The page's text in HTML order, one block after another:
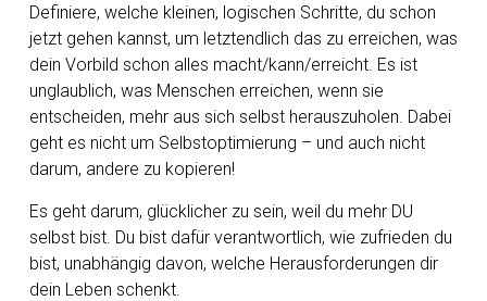
Definiere, welche kleinen, logischen Schritte, du schon
jetzt gehen kannst, um letztendlich das zu erreichen, was
dein Vorbild schon alles macht/kann/erreicht. Es ist
unglaublich, was Menschen erreichen, wenn sie
entscheiden, mehr aus sich selbst herauszuholen. Dabei
geht es nicht um Selbstoptimierung – und auch nicht
darum, andere zu kopieren!
Es geht darum, glücklicher zu sein, weil du mehr DU
selbst bist. Du bist dafür verantwortlich, wie zufrieden du
bist, unabhängig davon, welche Herausforderungen dir
dein Leben schenkt.